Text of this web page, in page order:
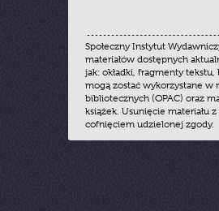
Społeczny Instytut
materiałów dostępnych
jak: okładki, fragmenty
mogą zostać wykorzystane w
bibliotecznych (OPAC) oraz
książek. Usunięcie materiału
cofnięciem udzielonej zgody.